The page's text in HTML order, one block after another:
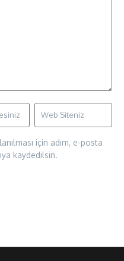
için adım, e-posta
kaydedilsin.